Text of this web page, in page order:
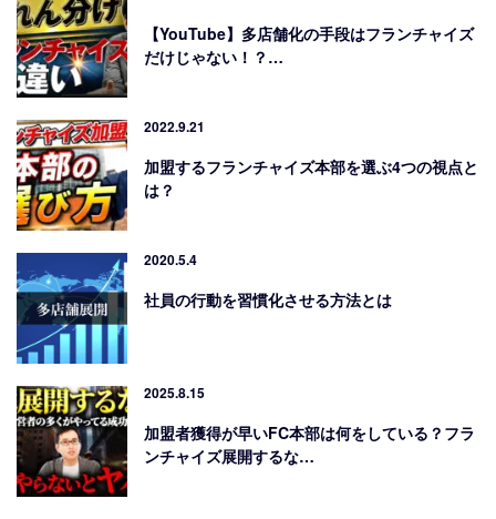
【YouTube】多店舗化の手段はフランチャイズ
だけじゃない！？…
2022.9.21
加盟するフランチャイズ本部を選ぶ4つの視点と
は？
2020.5.4
社員の行動を習慣化させる方法とは
2025.8.15
加盟者獲得が早いFC本部は何をしている？フラ
ンチャイズ展開するな…